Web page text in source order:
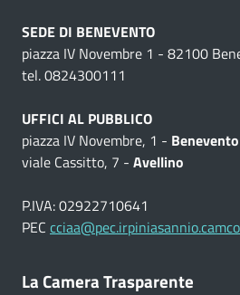
SEDE DI BENEVENTO
piazza IV Novembre 1 - 82100
tel. 0824300111
UFFICI AL PUBBLICO
piazza IV Novembre, 1 - Benevento
viale Cassitto, 7 - Avellino
P.IVA: 02922710641
PEC
La Camera Trasparente